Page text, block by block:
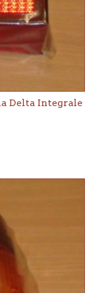
Delta Integrale